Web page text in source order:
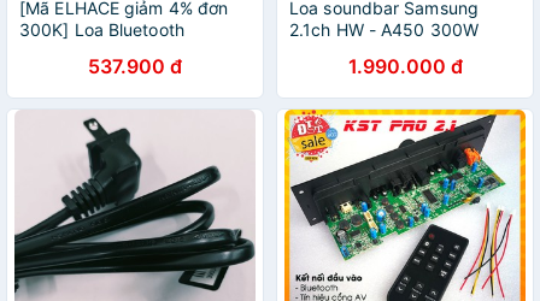
[Mã ELHACE giảm 4% đơn
300K] Loa Bluetooth
537.900 đ
Loa soundbar Samsung
2.1ch HW - A450 300W
1.990.000 đ